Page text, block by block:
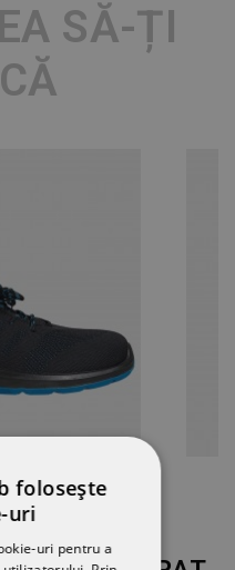
SĂ-ȚI
folosește
uri
uri pentru a